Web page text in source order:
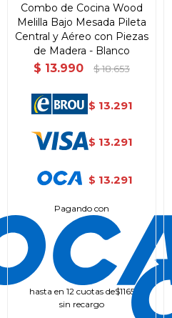
Combo de Cocina Wood
Melilla Bajo Mesada Pileta
Central y Aéreo con Piezas
de Madera - Blanco
$ 13.990 $ 18.653
$ 13.291
$ 13.291
$ 13.291
Pagando con
hasta en 12 cuotas de$1165
sin recargo